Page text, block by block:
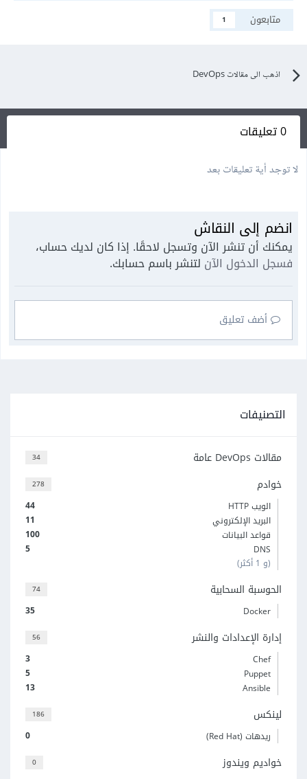
متابعون 1
اذهب الى مقالات DevOps
0 تعليقات
لا توجد أية تعليقات بعد
انضم إلى النقاش
يمكنك أن تنشر الآن وتسجل لاحقًا. إذا كان لديك حساب،
فسجل الدخول الآن لتنشر باسم حسابك.
أضف تعليق
التصنيفات
34 مقالات DevOps عامة
278 خوادم
44
الويب HTTP
11
البريد الإلكتروني
100
قواعد البيانات
5
DNS
(و 1 أكثر)
74 الحوسبة السحابية
35 Docker
56 إدارة الإعدادات والنشر
3
Chef
5
Puppet
13
Ansible
186 لينكس
0 ريدهات (Red Hat)
0 خواديم ويندوز